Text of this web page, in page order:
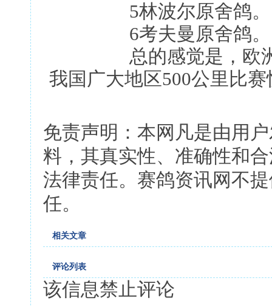
5林波尔原舍鸽。
6考夫曼原舍鸽。
总的感觉是，欧洲短
我国广大地区500公里比
免责声明：本网凡是由用
料，其真实性、准确性和
法律责任。赛鸽资讯网不
任。
相关文章
评论列表
该信息禁止评论